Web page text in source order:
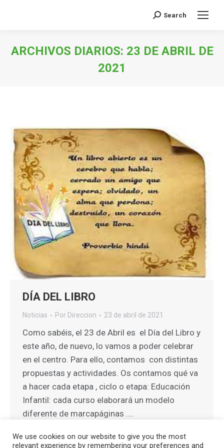
Buscar:
Search
ARCHIVOS DIARIOS: 23 DE ABRIL DE
2021
DÍA DEL LIBRO
Noticias Por Direccion 23 de abril de 2021
Como sabéis, el 23 de Abril es el Día del Libro y
este año, de nuevo, lo vamos a poder celebrar
en el centro. Para ello, contamos con distintas
propuestas y actividades. Os contamos qué va
a hacer cada etapa , ciclo o etapa: Educación
Infantil: cada curso elaborará un modelo
diferente de marcapáginas .…
We use cookies on our website to give you the most
relevant experience by remembering your preferences and